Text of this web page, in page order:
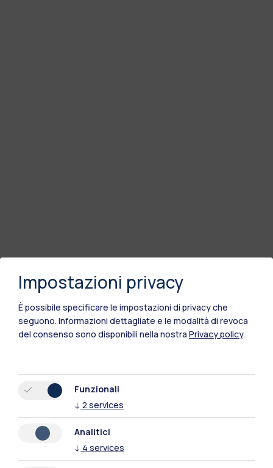
Impostazioni privacy
È possibile specificare le impostazioni di privacy che
seguono. Informazioni dettagliate e le modalità di revoca
del consenso sono disponibili nella nostra Privacy policy.
Funzionali
↓ 2 services
Analitici
↓ 4 services